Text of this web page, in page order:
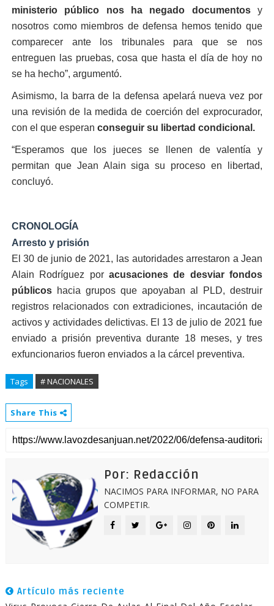
ministerio público nos ha negado documentosy
nosotros como miembros de defensa hemos tenido que
comparecer ante los tribunales para que se nos
entreguen las pruebas, cosa que hasta el día de hoy no
se ha hecho”, argumentó.
Asimismo, la barra de la defensa apelará nueva vez por
una revisión de la medida de coerción del exprocurador,
con el que esperan conseguir su libertad condicional.
“Esperamos que los jueces se llenen de valentía y
permitan que Jean Alain siga su proceso en libertad,
concluyó.
CRONOLOGÍA
Arresto y prisión
El 30 de junio de 2021, las autoridades arrestaron a Jean
Alain Rodríguez por acusaciones de desviar fondos
públicos hacia grupos que apoyaban al PLD, destruir
registros relacionados con extradiciones, incautación de
activos y actividades delictivas. El 13 de julio de 2021 fue
enviado a prisión preventiva durante 18 meses, y tres
exfuncionarios fueron enviados a la cárcel preventiva.
Tags # NACIONALES
Share This
Por: Redacción
NACIMOS PARA INFORMAR, NO PARA
COMPETIR.
Artículo más reciente